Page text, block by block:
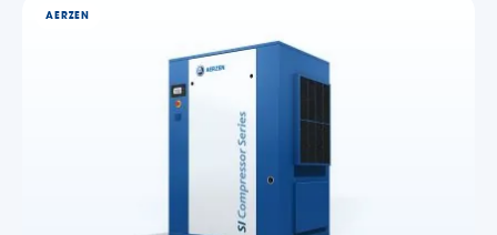
AERZEN